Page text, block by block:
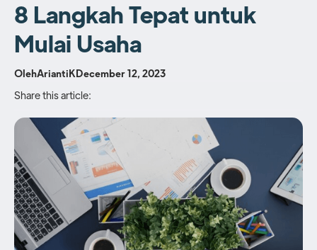
8 Langkah Tepat untuk
Mulai Usaha
OlehAriantiKDecember 12, 2023
Share this article: